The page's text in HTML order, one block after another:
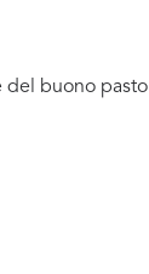
del buono pasto